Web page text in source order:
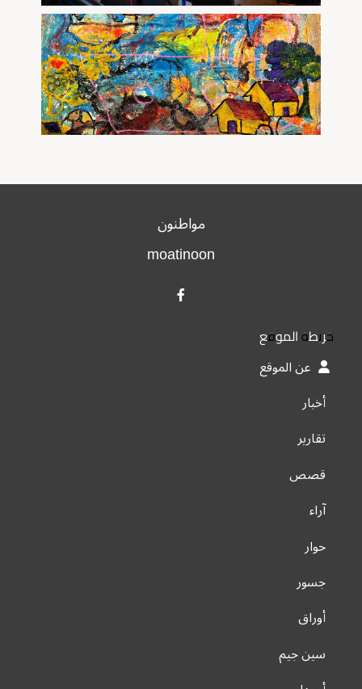
مواطنون
moatinoon
خريطة الموقع
عن الموقع
أخبار
تقارير
قصص
آراء
حوار
جسور
أوراق
سين جيم